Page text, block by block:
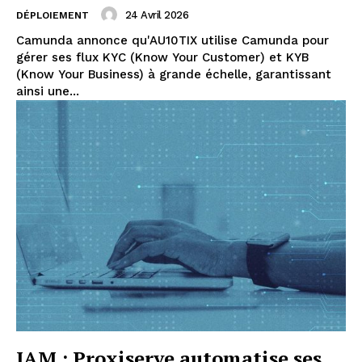
DÉPLOIEMENT 24 Avril 2026
Camunda annonce qu'AU10TIX utilise Camunda pour
gérer ses flux KYC (Know Your Customer) et KYB
(Know Your Business) à grande échelle, garantissant
ainsi une...